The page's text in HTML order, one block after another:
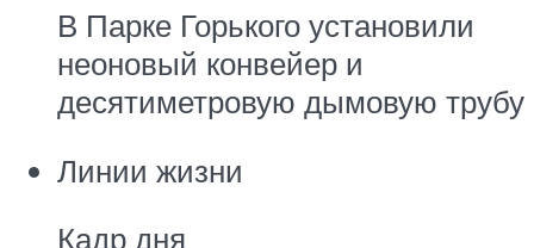
В Парке Горького установили
неоновый конвейер и
десятиметровую дымовую трубу
Линии жизни
Кадр дня